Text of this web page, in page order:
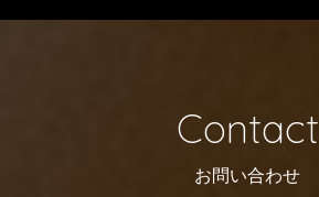
Contact
お問い合わせ